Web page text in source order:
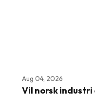
Aug 04, 2026
Vil norsk industri